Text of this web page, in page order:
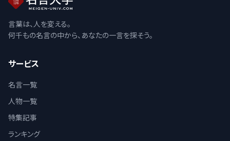
言葉は、人を変える。
何千もの名言の中から、あなたの一言を探そう。
サービス
名言一覧
人物一覧
特集記事
ランキング